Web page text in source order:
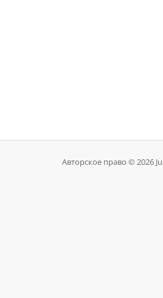
Авторское право © 2026